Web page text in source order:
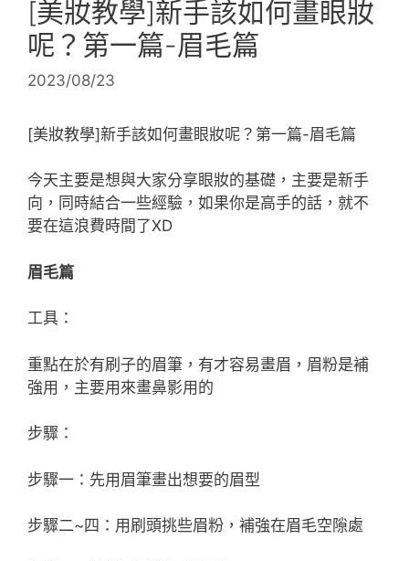
[美妝教學]新手該如何畫眼妝
呢？第一篇-眉毛篇
2023/08/23
[美妝教學]新手該如何畫眼妝呢？第一篇-眉毛篇
今天主要是想與大家分享眼妝的基礎，主要是新手
向，同時結合一些經驗，如果你是高手的話，就不
要在這浪費時間了XD
眉毛篇
工具：
重點在於有刷子的眉筆，有才容易畫眉，眉粉是補
強用，主要用來畫鼻影用的
步驟：
步驟一：先用眉筆畫出想要的眉型
步驟二~四：用刷頭挑些眉粉，補強在眉毛空隙處